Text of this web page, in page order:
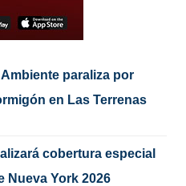
paraliza por
en Las Terrenas
cobertura especial
Nueva York 2026